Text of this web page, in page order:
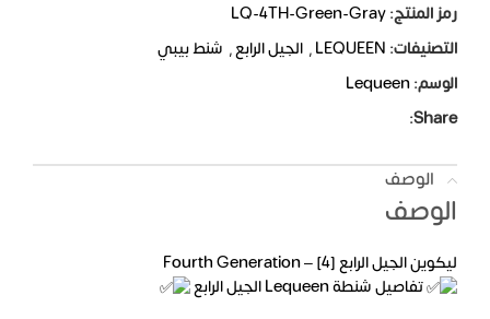
رمز المنتج:LQ-4TH-Green-Gray
التصنيفات: LEQUEEN
, الجيل الرابع, شنط بيبي
الوسم:Lequeen
Share:
الوصف
الوصف
ليكوين الجيل الرابع Fourth Generation – [4]
تفاصيل شنطة Lequeen الجيل الرابع